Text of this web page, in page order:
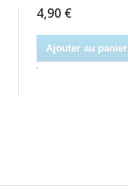
4,90 €
Ajouter au panier